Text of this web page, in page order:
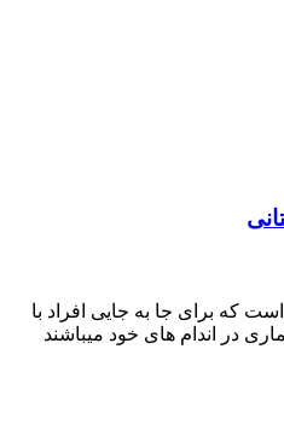
که برای جا به جایی افراد با
در اندام های خود میباشند